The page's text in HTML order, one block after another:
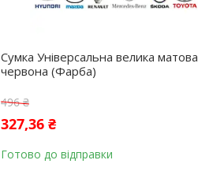
Сумка Універсальна велика матова
червона (Фарба)
496 ₴
327,36 ₴
Готово до відправки